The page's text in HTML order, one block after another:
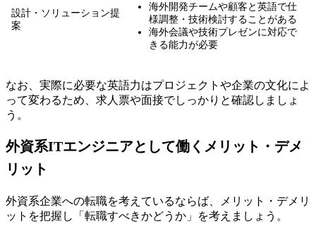
設計・ソリューション提
案
海外開発チームや顧客と英語で仕
様調整・技術検討することがある
海外会議や技術プレゼンに対応で
きる能力が必要
なお、 実際に必要な英語力はプロジェクトや企業の文化によ
って変わるため、求人票や面接でしっかりと確認しましょ
う。
外資系ITエンジニアとして働くメリット・デメ
リット
外資系企業への転職を考えているならば、メリット・デメリ
ットを把握し「転職すべきかどうか」を考えましょう。